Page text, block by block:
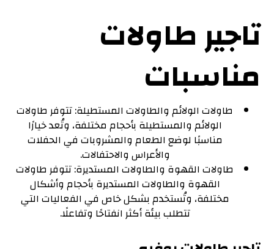
تاجير طاولات
مناسبات
طاولات الولائم والطاولات المستطيلة: تتوفر طاولات
الولائم والمستطيلة بأحجام مختلفة، وتُعد خيارًا
مناسبًا لوضع الطعام والمشروبات في الحفلات
والأعراس والاحتفالات.
طاولات القهوة والطاولات المستديرة: تتوفر طاولات
القهوة والطاولات المستديرة بأحجام وأشكال
مختلفة، وتُستخدم بشكل خاص في الفعاليات التي
تتطلب بيئة أكثر انفتاحًا وتفاعلًا.